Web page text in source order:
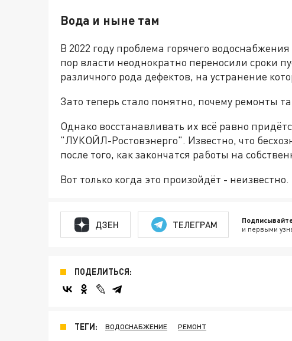
Вода и ныне там
В 2022 году проблема горячего
пор власти неоднократно переносили сроки
различного рода дефектов, на устранение
Зато теперь стало понятно, почему ремонты
Однако восстанавливать их всё равно
"ЛУКОЙЛ-Ростовэнерго". Известно, что
после того, как закончатся работы на
Вот только когда это произойдёт - неизвестно.
ДЗЕН ТЕЛЕГРАМ и первыми
ПОДЕЛИТЬСЯ:
ТЕГИ: ВОДОСНАБЖЕНИЕ РЕМОНТ